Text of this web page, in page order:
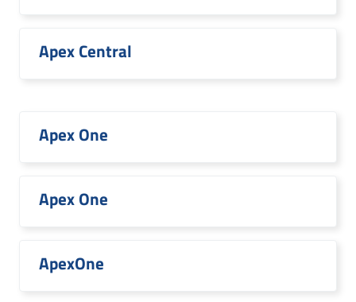
Apex Central
Apex One
Apex One
ApexOne